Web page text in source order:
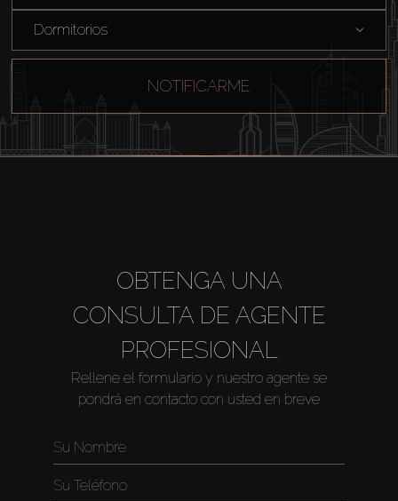
Comprar
Dormitorios
NOTIFICARME
OBTENGA UNA
CONSULTA DE AGENTE
PROFESIONAL
Rellene el formulario y nuestro agente se
pondrá en contacto con usted en breve